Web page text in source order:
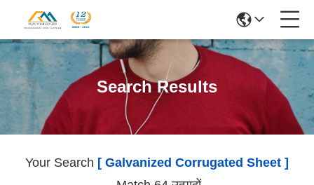
Search Results
Your Search [ Galvanized Corrugated Sheet ]